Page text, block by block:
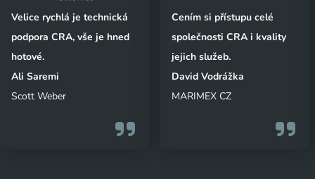
Velice rychlá je technická
podpora CRA, vše je hned
hotové.
Ali Saremi
Scott Weber
Cením si přístupu celé
společnosti CRA i kvality
jejich služeb.
David Vodrážka
MARIMEX CZ